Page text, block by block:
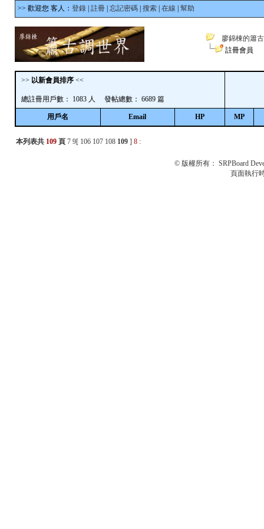
>> 歡迎您 客人： 登錄| 註冊| 忘記密碼| 搜索| 在線 幫助
廖錦棟的簫
註冊會員
>> 以新會員排序<<
總註冊用戶數： 1083 人 發帖總數： 6689 篇
用戶名 Email HP MP
本列表共 109頁 7 9[ 106 107 108 109] 8 :
© 版權所有： SRPBoard
頁面執行